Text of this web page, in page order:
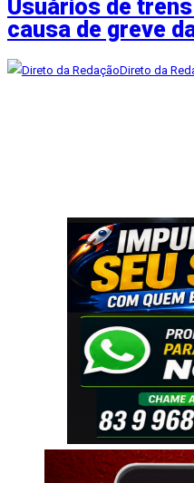
Usuários de
causa de greve
Direto da